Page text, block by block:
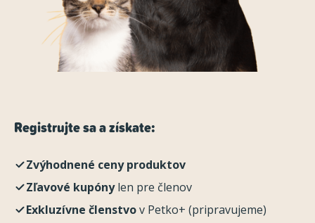
Registrujte sa a získate:
Zvýhodnené ceny produktov
Zľavové kupónylen pre členov
Exkluzívne členstvov Petko+ (pripravujeme)